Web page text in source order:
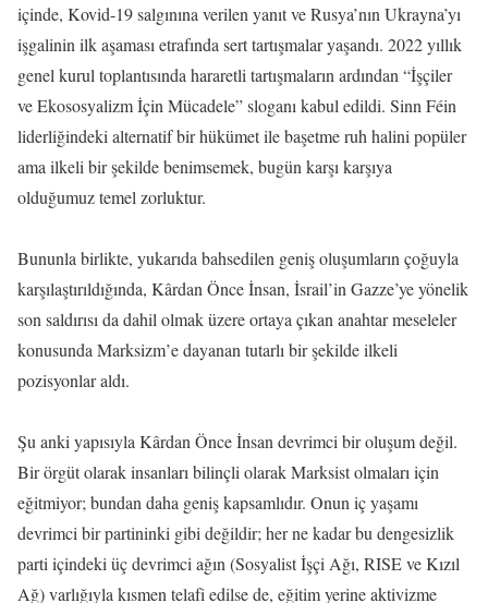
içinde, Kovid-19 salgınına verilen yanıt ve Rusya’nın Ukrayna’yı
işgalinin ilk aşaması etrafında sert tartışmalar yaşandı. 2022 yıllık
genel kurul toplantısında hararetli tartışmaların ardından “İşçiler
ve Ekososyalizm İçin Mücadele” sloganı kabul edildi. Sinn Féin
liderliğindeki alternatif bir hükümet ile başetme ruh halini popüler
ama ilkeli bir şekilde benimsemek, bugün karşı karşıya
olduğumuz temel zorluktur.
Bununla birlikte, yukarıda bahsedilen geniş oluşumların çoğuyla
karşılaştırıldığında, Kârdan Önce İnsan, İsrail’in Gazze’ye yönelik
son saldırısı da dahil olmak üzere ortaya çıkan anahtar meseleler
konusunda Marksizm’e dayanan tutarlı bir şekilde ilkeli
pozisyonlar aldı.
Şu anki yapısıyla Kârdan Önce İnsan devrimci bir oluşum değil.
Bir örgüt olarak insanları bilinçli olarak Marksist olmaları için
eğitmiyor; bundan daha geniş kapsamlıdır. Onun iç yaşamı
devrimci bir partininki gibi değildir; her ne kadar bu dengesizlik
parti içindeki üç devrimci ağın (Sosyalist İşçi Ağı, RISE ve Kızıl
Ağ) varlığıyla kısmen telafi edilse de, eğitim yerine aktivizme